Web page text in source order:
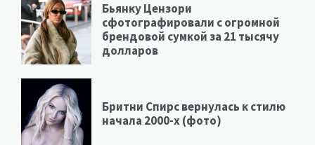
Бьянку Цензори
сфотографировали с огромной
брендовой сумкой за 21 тысячу
долларов
Бритни Спирс вернулась к стилю
начала 2000-х (фото)